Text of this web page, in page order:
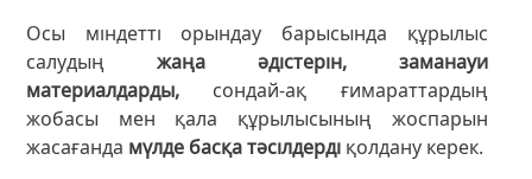
Осы міндетті орындау барысында құрылыс
салудыңжаңа әдістерін, заманауи
материалдарды, сондай-ақ ғимараттардың
жобасы мен қала құрылысының жоспарын
жасағанда мүлде басқа тәсілдерді қолдану керек.